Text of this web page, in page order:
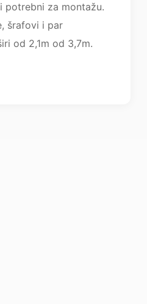
potrebni za montažu.
šrafovi i par
od 2,1m od 3,7m.